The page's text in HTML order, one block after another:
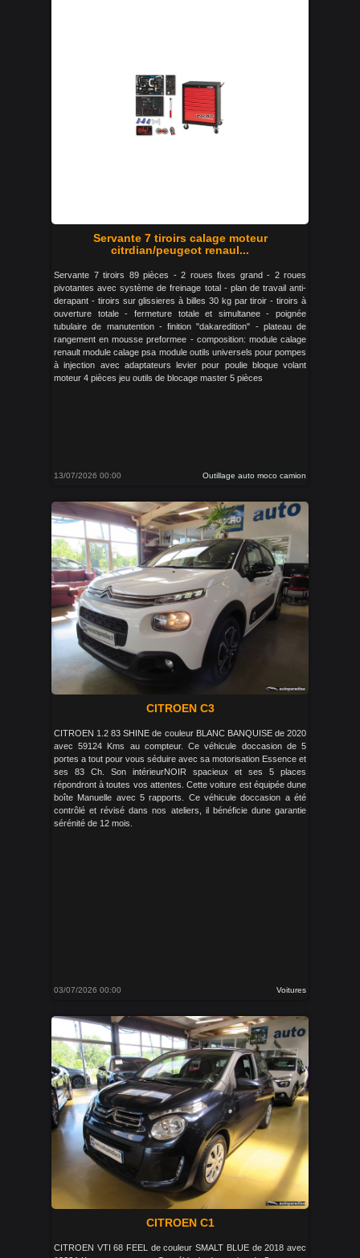
Servante 7 tiroirs calage moteur
citrdian/peugeot renaul...
Servante 7 tiroirs 89 pièces - 2 roues fixes grand - 2 roues
pivotantes avec système de freinage total - plan de travail anti-
derapant - tiroirs sur glissieres à billes 30 kg par tiroir - tiroirs à
ouverture totale - fermeture totale et simultanee - poignée
tubulaire de manutention - finition "dakaredition" - plateau de
rangement en mousse preformee - composition: module calage
renault module calage psa module outils universels pour pompes
à injection avec adaptateurs levier pour poulie bloque volant
moteur 4 pièces jeu outils de blocage master 5 pièces
13/07/2026 00:00 Outillage auto moco camion
CITROEN C3
CITROEN 1.2 83 SHINE de couleur BLANC BANQUISE de 2020
avec 59124 Kms au compteur. Ce véhicule doccasion de 5
portes a tout pour vous séduire avec sa motorisation Essence et
ses 83 Ch. Son intérieurNOIR spacieux et ses 5 places
répondront à toutes vos attentes. Cette voiture est équipée dune
boîte Manuelle avec 5 rapports. Ce véhicule doccasion a été
contrôlé et révisé dans nos ateliers, il bénéficie dune garantie
sérénité de 12 mois.
03/07/2026 00:00 Voitures
CITROEN C1
CITROEN VTI 68 FEEL de couleur SMALT BLUE de 2018 avec